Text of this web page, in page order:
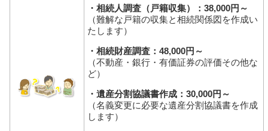
・相続人調査（戸籍収集）：38,000円～
（難解な戸籍の収集と相続関係図を作成い
たします）
・相続財産調査：48,000円～
（不動産・銀行・有価証券の評価その他な
ど）
・遺産分割協議書作成：30,000円～
（名義変更に必要な遺産分割協議書を作成
します）